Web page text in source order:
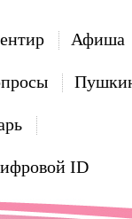
Афиша
ID